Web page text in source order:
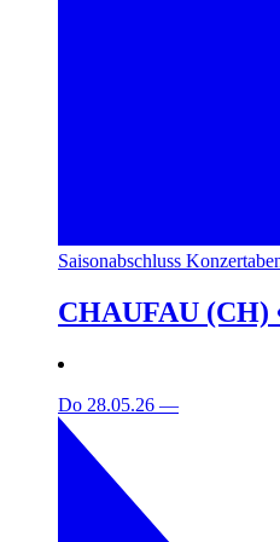
Saisonabschluss
CHAUFAU (CH)
Do 28.05.26 —